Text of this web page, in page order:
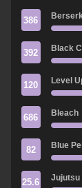
386
392 Black
120 Level
686 Bleach
82 Blue
25.6 Jujutsu